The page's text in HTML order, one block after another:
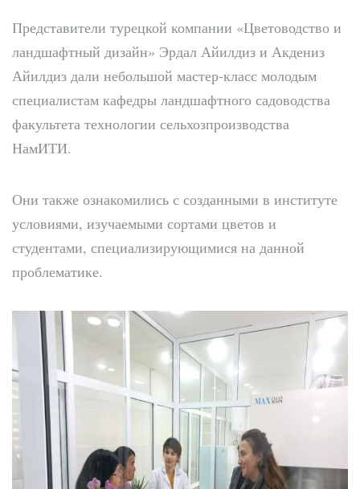
Представители турецкой компании «Цветоводство и
ландшафтный дизайн» Эрдал Айилдиз и Акдениз
Айилдиз дали небольшой мастер-класс молодым
специалистам кафедры ландшафтного садоводства
факультета технологии сельхозпроизводства
НамИТИ.
Они также ознакомились с созданными в институте
условиями, изучаемыми сортами цветов и
студентами, специализирующимися на данной
проблематике.